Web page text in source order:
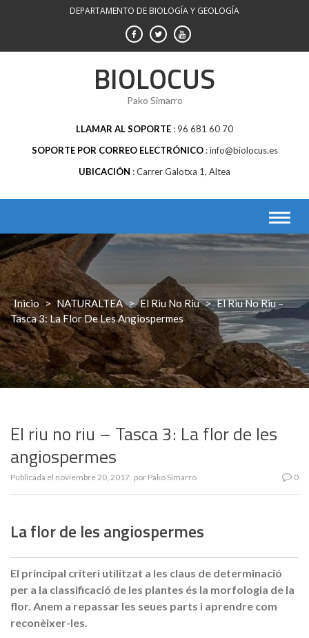
DEPARTAMENTO DE BIOLOGÍA Y GEOLOGÍA
BIOLOCUS
Pako Simarro
LLAMAR AL SOPORTE 96 681 60 70
SOPORTE POR CORREO ELECTRÓNICO info@biolocus.es
UBICACIÓN
Carrer Galotxa 1, Altea
Inicio > NATURALTEA > El Riu No Riu > El Riu No Riu –
Tasca 3: La Flor De Les Angiospermes
El riu no riu – Tasca 3: La flor de les
angiospermes
Publicada el noviembre 20, 2017 por Pako Simarro 0
La flor de les angiospermes
El principal criteri utilitzat a les claus de determinació
per a la classificació de les plantes és la morfologia de la
flor. Anem a repassar les seues parts i aprendre com
reconèixer-les.